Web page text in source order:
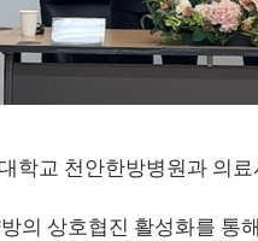
학교 천안한방병원과 의
의 상호협진 활성화를 통